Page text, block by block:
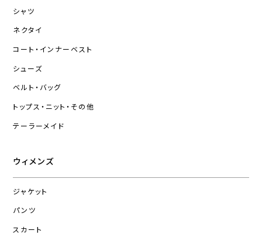
シャツ
ネクタイ
コート・インナーベスト
シューズ
ベルト・バッグ
トップス・ニット・その他
テーラーメイド
ウィメンズ
ジャケット
パンツ
スカート